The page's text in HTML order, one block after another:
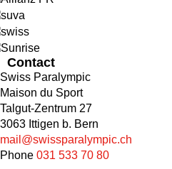
Contact
Swiss Paralympic
Maison du Sport
Talgut-Zentrum 27
3063 Ittigen b. Bern
mail@swissparalympic.ch
Phone 031 533 70 80